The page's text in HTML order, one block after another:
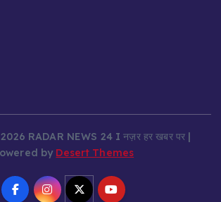
byDesert Themes